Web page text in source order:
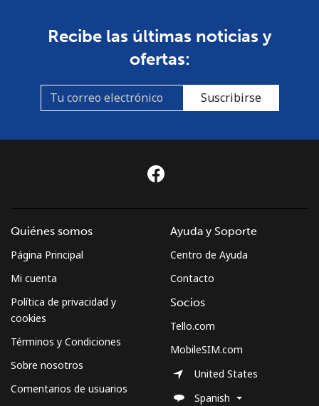
Recibe las últimas noticias y
ofertas:
Suscribirse
Quiénes somos
Página Principal
Mi cuenta
Política de privacidad y
cookies
Términos y Condiciones
Sobre nosotros
Comentarios de usuarios
Ayuda y Soporte
Centro de Ayuda
Contacto
Socios
Tello.com
MobileSIM.com
United States
Spanish